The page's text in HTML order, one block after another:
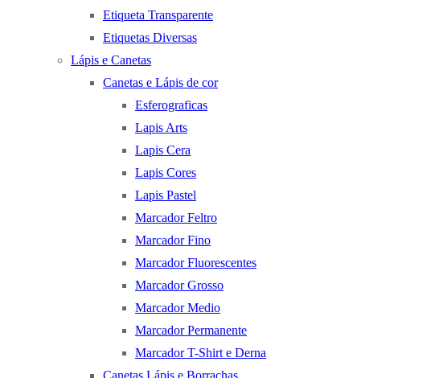
Etiqueta Transparente
Etiquetas Diversas
Lápis e Canetas
Canetas e Lápis de cor
Esferograficas
Lapis Arts
Lapis Cera
Lapis Cores
Lapis Pastel
Marcador Feltro
Marcador Fino
Marcador Fluorescentes
Marcador Grosso
Marcador Medio
Marcador Permanente
Marcador T-Shirt e Derna
Canetas Lápis e Borrachas